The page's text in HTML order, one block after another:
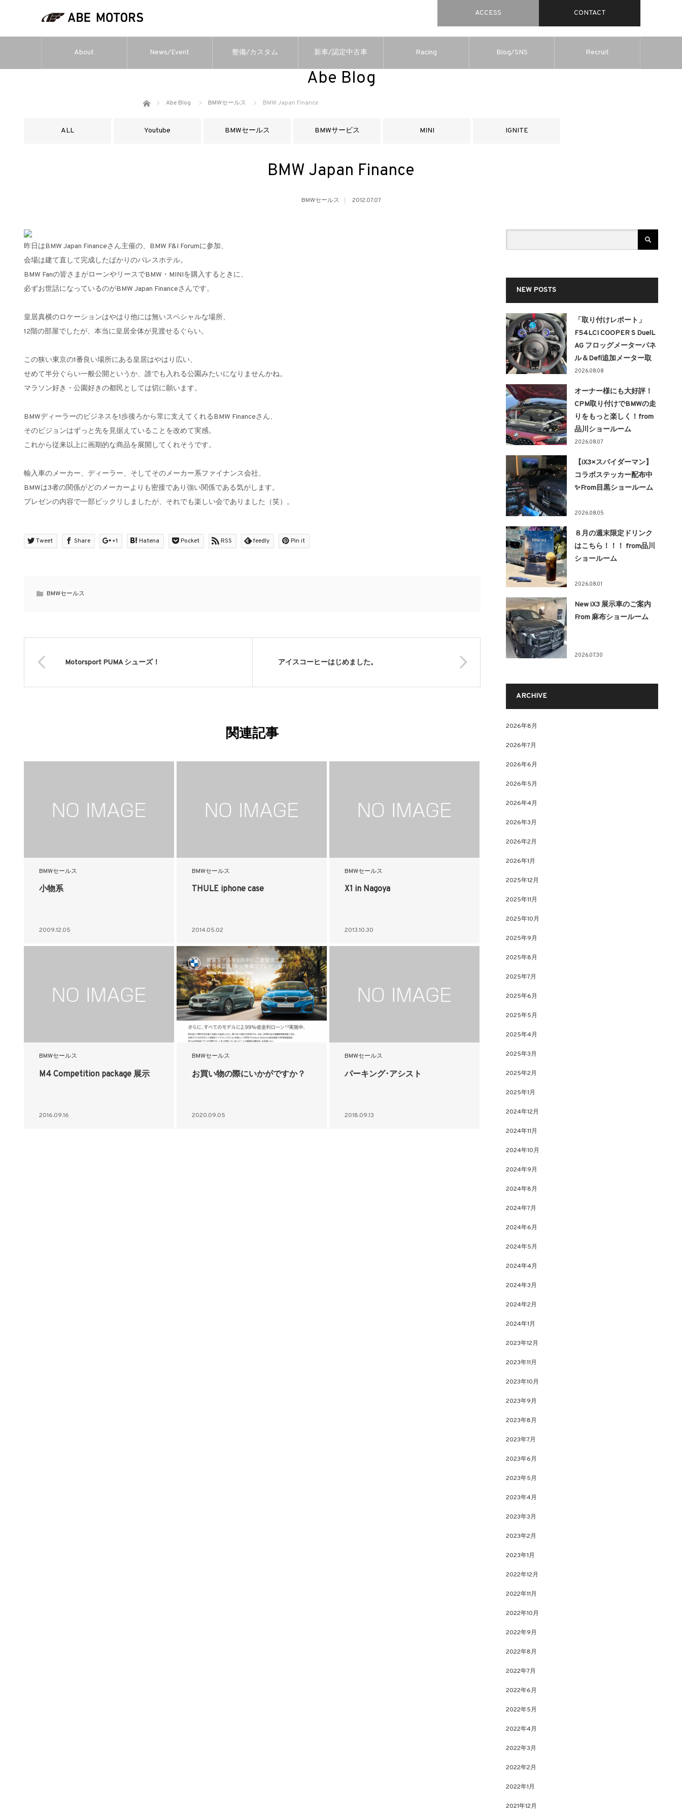
ACCESS CONTACT
About News/Event 整備/カスタム 新車/認定中古車 Racing Blog/SNS Recruit
Abe Blog
ホーム Abe Blog BMWセールス BMW Japan Finance
ALL Youtube BMWセールス BMWサービス MINI IGNITE
BMW Japan Finance
BMWセールス 2012.07.07
昨日はBMW Japan Financeさん主催の、BMW F&I Forumに参加、
会場は建て直して完成したばかりのパレスホテル。
BMW Fanの皆さまがローンやリースでBMW・MINIを購入するときに、
必ずお世話になっているのがBMW Japan Financeさんです。
皇居真横のロケーションはやはり他には無いスペシャルな場所、
12階の部屋でしたが、本当に皇居全体が見渡せるぐらい。
この狭い東京の1番良い場所にある皇居はやはり広い、
せめて半分ぐらい一般公開というか、誰でも入れる公園みたいになりませんかね。
マラソン好き・公園好きの都民としては切に願います。
BMWディーラーのビジネスを1歩後ろから常に支えてくれるBMW Financeさん、
そのビジョンはずっと先を見据えていることを改めて実感。
これから従来以上に画期的な商品を展開してくれそうです。
輸入車のメーカー、ディーラー、そしてそのメーカー系ファイナンス会社、
BMWは3者の関係がどのメーカーよりも密接であり強い関係である気がします。
プレゼンの内容で一部ビックリしましたが、それでも楽しい会でありました（笑）。
Tweet Share +1 Hatena Pocket RSS feedly Pin it
BMWセールス
Motorsport PUMA シューズ！ アイスコーヒーはじめました。
関連記事
BMWセールス
小物系
2009.12.05
BMWセールス
THULE iphone case
2014.05.02
BMWセールス
X1 in Nagoya
2013.10.30
BMWセールス
M4 Competition package 展示
2016.09.16
BMWセールス
お買い物の際にいかがですか？
2020.09.05
BMWセールス
パーキング･アシスト
2018.09.13
NEW POSTS
「取り付けレポート」
F54LCI COOPER S DuelL
AG フロッグメーターパネ
ル＆Defi追加メーター取
り付け！！
2026.08.08
オーナー様にも大好評！
CPM取り付けでBMWの走
りをもっと楽しく！from
品川ショールーム
2026.08.07
【iX3×スパイダーマン】
コラボステッカー配布中
✨From目黒ショールーム
2026.08.05
８月の週末限定ドリンク
はこちら！！！ from品川
ショールーム
2026.08.01
New iX3 展示車のご案内
From 麻布ショールーム
2026.07.30
ARCHIVE
2026年8月
2026年7月
2026年6月
2026年5月
2026年4月
2026年3月
2026年2月
2026年1月
2025年12月
2025年11月
2025年10月
2025年9月
2025年8月
2025年7月
2025年6月
2025年5月
2025年4月
2025年3月
2025年2月
2025年1月
2024年12月
2024年11月
2024年10月
2024年9月
2024年8月
2024年7月
2024年6月
2024年5月
2024年4月
2024年3月
2024年2月
2024年1月
2023年12月
2023年11月
2023年10月
2023年9月
2023年8月
2023年7月
2023年6月
2023年5月
2023年4月
2023年3月
2023年2月
2023年1月
2022年12月
2022年11月
2022年10月
2022年9月
2022年8月
2022年7月
2022年6月
2022年5月
2022年4月
2022年3月
2022年2月
2022年1月
2021年12月